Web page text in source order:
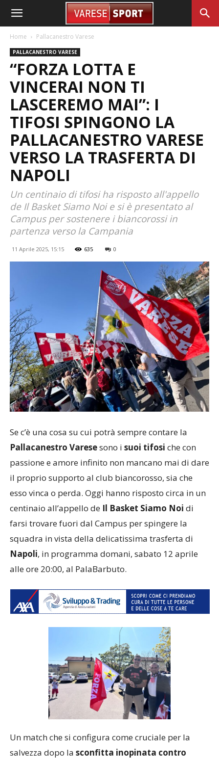
Home Pallacanestro Varese
PALLACANESTRO VARESE
“FORZA LOTTA E
VINCERAI NON TI
LASCEREMO MAI”: I
TIFOSI SPINGONO LA
PALLACANESTRO VARESE
VERSO LA TRASFERTA DI
NAPOLI
Un centinaio di tifosi ha risposto all'appello
de Il Basket Siamo Noi e si è presentato al
Campus per sostenere i biancorossi in
partenza verso la Campania
11 Aprile 2025, 15:15 635 0
Se c’è una cosa su cui potrà sempre contare la
Pallacanestro Varesesono i suoi tifosi che con
passione e amore infinito non mancano mai di dare
il proprio supporto al club biancorosso, sia che
esso vinca o perda. Oggi hanno risposto circa in un
centinaio all’appello de Il Basket Siamo Noi di
farsi trovare fuori dal Campus per spingere la
squadra in vista della delicatissima trasferta di
Napoli, in programma domani, sabato 12 aprile
alle ore 20:00, al PalaBarbuto.
Un match che si configura come cruciale per la
salvezza dopo la sconfitta inopinata contro